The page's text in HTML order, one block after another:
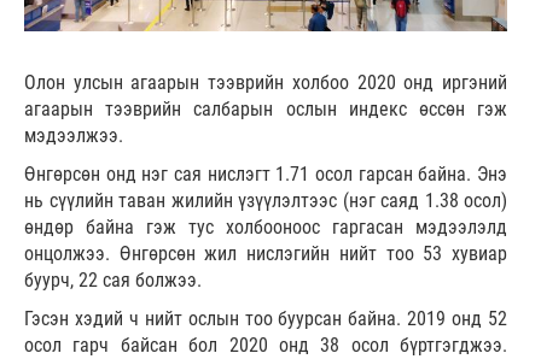
Олон улсын агаарын тээврийн холбоо 2020 онд иргэний
агаарын тээврийн салбарын ослын индекс өссөн гэж
мэдээлжээ.
Өнгөрсөн онд нэг сая нислэгт 1.71 осол гарсан байна. Энэ
нь сүүлийн таван жилийн үзүүлэлтээс (нэг саяд 1.38 осол)
өндөр байна гэж тус холбооноос гаргасан мэдээлэлд
онцолжээ. Өнгөрсөн жил нислэгийн нийт тоо 53 хувиар
буурч, 22 сая болжээ.
Гэсэн хэдий ч нийт ослын тоо буурсан байна. 2019 онд 52
осол гарч байсан бол 2020 онд 38 осол бүртгэгджээ.